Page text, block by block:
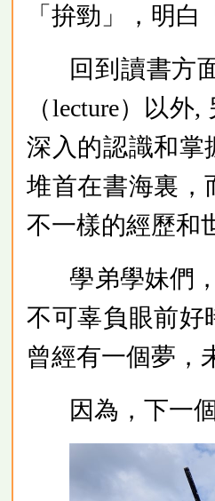
「拚勁」，明
回到讀書方
（lecture）以
深入的認識和掌
堆首在書海裏，
不一樣的經歷和
學弟學妹們
不可辜負眼前好
曾經有一個夢，
因為，下一